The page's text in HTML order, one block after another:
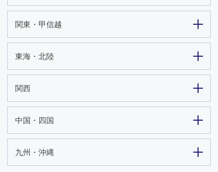
関東・甲信越
東海・北陸
関西
中国・四国
九州・沖縄